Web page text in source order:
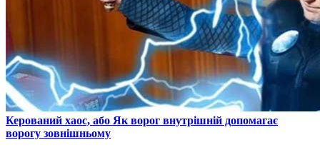
​Керований хаос, або Як ворог внутрішній допомагає
ворогу зовнішньому